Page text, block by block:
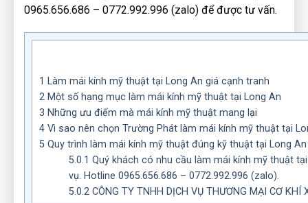
0965.656.686 – 0772.992.996 (zalo) để được tư vấn.
1 Làm mái kính mỹ thuật tại Long An giá cạnh tranh
2 Một số hạng mục làm mái kính mỹ thuật tại Long An
3 Những ưu điểm mà mái kính mỹ thuật mang lại
4 Vì sao nên chọn Trường Phát làm mái kính mỹ thuật tại
5 Quy trình làm mái kính mỹ thuật đúng kỹ thuật tại Long An
5.0.1 Quý khách có nhu cầu làm mái kính mỹ thuật
vụ. Hotline 0965.656.686 – 0772.992.996 (zalo).
5.0.2 CÔNG TY TNHH DỊCH VỤ THƯƠNG MẠI CƠ KHÍ